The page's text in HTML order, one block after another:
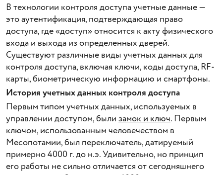
В технологии контроля доступа учетные данные —
это аутентификация, подтверждающая право
доступа, где «доступ» относится к акту физического
входа и выхода из определенных дверей.
Существуют различные виды учетных данных для
контроля доступа, включая ключи, коды доступа, RF-
карты, биометрическую информацию и смартфоны.
История учетных данных контроля доступа
Первым типом учетных данных, используемых в
управлении доступом, былизамок и ключ. Первым
ключом, использованным человечеством в
Месопотамии, был переключатель, датируемый
примерно 4000 г. до н.э. Удивительно, но принцип
его работы не сильно отличается от сегодняшнего